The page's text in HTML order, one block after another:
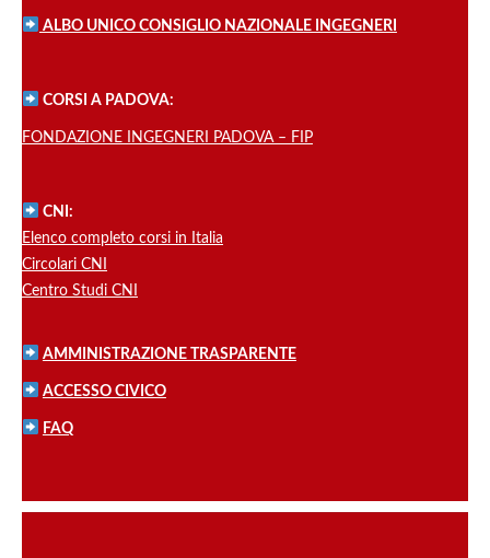
ALBO UNICO CONSIGLIO NAZIONALE INGEGNERI
CORSI A PADOVA:
FONDAZIONE INGEGNERI PADOVA – FIP
CNI:
Elenco completo corsi in Italia
Circolari CNI
Centro Studi CNI
AMMINISTRAZIONE TRASPARENTE
ACCESSO CIVICO
FAQ